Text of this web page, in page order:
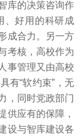
库的决策咨询作
、好用的科研成
成合力。另一方
考核，高校作为
事管理又由高校
有“软约束”，无
，同时党政部门
供应有的保障，
设与智库建设各